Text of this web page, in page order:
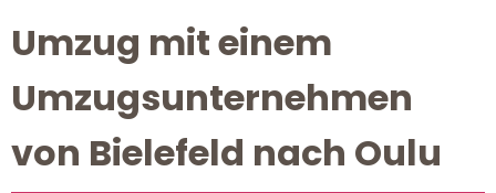
Umzug mit einem
Umzugsunternehmen
von Bielefeld nach Oulu